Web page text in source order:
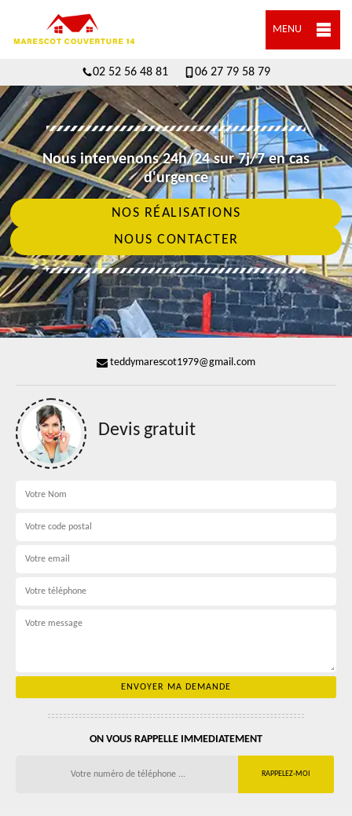
MENU
02 52 56 48 81 06 27 79 58 79
Nous intervenons 24h/24 sur 7j/7 en cas
d'urgence
NOS RÉALISATIONS
NOUS CONTACTER
teddymarescot1979@gmail.com
Devis gratuit
ON VOUS RAPPELLE IMMEDIATEMENT